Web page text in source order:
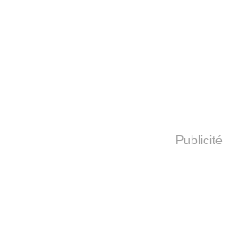
Publicité